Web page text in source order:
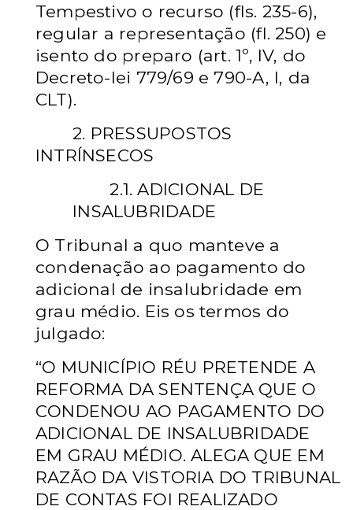
Tempestivo o recurso (fls. 235-6),
regular a representação (fl. 250) e
isento do preparo (art. 1º, IV, do
Decreto-lei 779/69 e 790-A, I, da
CLT).
2. PRESSUPOSTOS
INTRÍNSECOS
2.1. ADICIONAL DE
INSALUBRIDADE
O Tribunal a quo manteve a
condenação ao pagamento do
adicional de insalubridade em
grau médio. Eis os termos do
julgado:
“O MUNICÍPIO RÉU PRETENDE A
REFORMA DA SENTENÇA QUE O
CONDENOU AO PAGAMENTO DO
ADICIONAL DE INSALUBRIDADE
EM GRAU MÉDIO. ALEGA QUE EM
RAZÃO DA VISTORIA DO TRIBUNAL
DE CONTAS FOI REALIZADO